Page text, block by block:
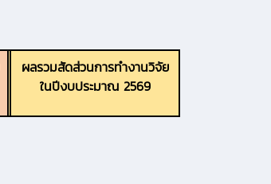
ผลรวมสัดส่วนการทำงานวิจัย
ในปีงบประมาณ 2569